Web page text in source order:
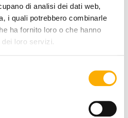
di analisi dei dati web,
i quali potrebbero combinarle
ha fornito loro o che hanno
loro servizi.